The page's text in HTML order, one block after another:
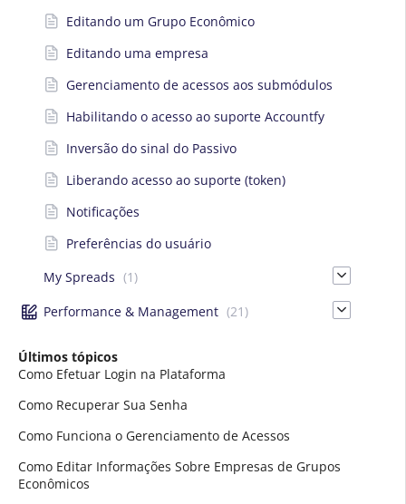
Editando um Grupo Econômico
Editando uma empresa
Gerenciamento de acessos aos submódulos
Habilitando o acesso ao suporte Accountfy
Inversão do sinal do Passivo
Liberando acesso ao suporte (token)
Notificações
Preferências do usuário
My Spreads (1)
Performance & Management (21)
Últimos tópicos
Como Efetuar Login na Plataforma
Como Recuperar Sua Senha
Como Funciona o Gerenciamento de Acessos
Como Editar Informações Sobre Empresas de Grupos
Econômicos